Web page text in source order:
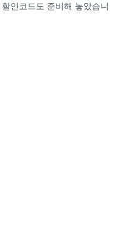
인코드도 준비해 놓았습니